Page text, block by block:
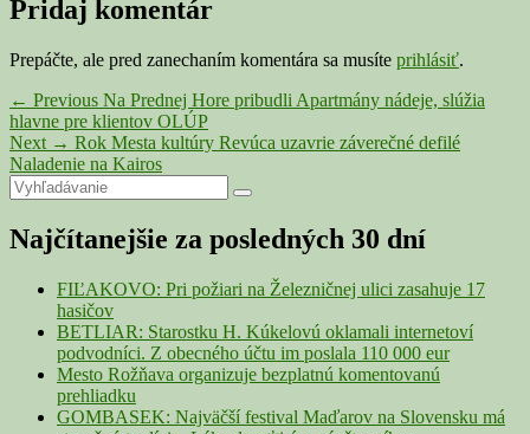
Pridaj komentár
Prepáčte, ale pred zanechaním komentára sa musíte prihlásiť.
Navigácia
v
článku
← Previous Previous
post:
Na Prednej Hore pribudli Apartmány nádeje, slúžia
hlavne pre klientov OLÚP
Next → Next
post:
Rok Mesta kultúry Revúca uzavrie záverečné defilé
Naladenie na Kairos
Primary
Sidebar
Widget
Area
Search
for:
Search
Najčítanejšie za posledných 30 dní
FIĽAKOVO: Pri požiari na Železničnej ulici zasahuje 17
hasičov
BETLIAR: Starostku H. Kúkelovú oklamali internetoví
podvodníci. Z obecného účtu im poslala 110 000 eur
Mesto Rožňava organizuje bezplatnú komentovanú
prehliadku
GOMBASEK: Najväčší festival Maďarov na Slovensku má